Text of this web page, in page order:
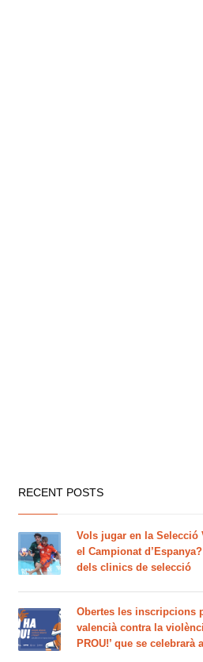
RECENT POSTS
Vols jugar en la Selecció
el Campionat
dels clinics de selecció
Obertes les inscripcions
valencià contra la
PROU!’ que se celebrarà